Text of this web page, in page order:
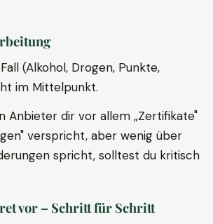
(Alkohol, Drogen, Punkte,
im Mittelpunkt.
Anbieter dir vor allem „Zertifikate"
verspricht, aber wenig über
spricht, solltest du kritisch
vor – Schritt für Schritt